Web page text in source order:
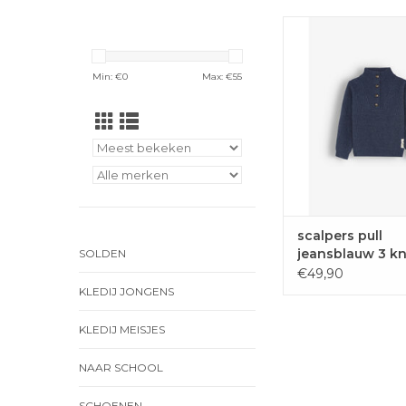
Min: €0 Max: €55
SOLDEN
KLEDIJ JONGENS
KLEDIJ MEISJES
NAAR SCHOOL
TOEVOEGEN
scalpers pull
jeansblauw 3
€49,90